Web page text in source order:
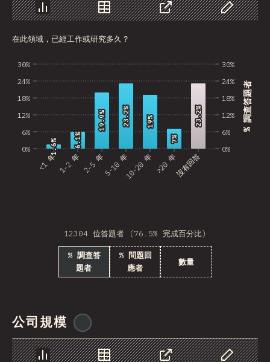
Albania
Saudi Arabia
Bosnia and Herzegovi…
Uzbekistan
Tunisia
Kazakhstan
Latvia
Bolivia
Bangladesh
Costa Rica
Macedonia
Nepal
圖表 資料 分享
自訂資料
在此領域，已經工作或研究多久？
0%
6%
12%
18%
24%
30%
% 調查答題者
<1 年 1-2 年 2-5 年5-10 年10-20 年 >20 年沒有回答
0%
6%
12%
18%
24%
30%
1.6%
1.6% 6.1%
6.1%
19.9%
19.9% 23.2%
23.2% 19%
19%
7%
7%
23.2%
23.2%
12304 位答題者 (76.5% 完成百分比)
% 調查答
題者
% 問題回
應者
數量
公司規模